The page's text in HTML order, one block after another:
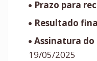
Prazo para
Resultado
Assinatura do
19/05/2025